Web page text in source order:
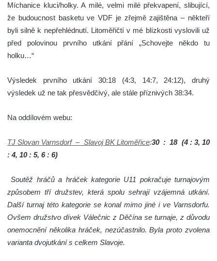
Míchanice kluci/holky. A milé, velmi milé překvapení, slibující,
že budoucnost basketu ve VDF je zřejmě zajištěna – někteří
byli silně k nepřehlédnutí. Litoměřičtí v mé blízkosti vyslovili už
před polovinou prvního utkání přání „Schovejte někdo tu
holku…“
Výsledek prvního utkání 30:18 (4:3, 14:7, 24:12), druhý
výsledek už ne tak přesvědčivý, ale stále příznivých 38:34.
Na oddílovém webu:
TJ Slovan Varnsdorf – Slavoj BK Litoměřice:30 : 18 (4 : 3, 10
: 4, 10 : 5, 6 : 6)
Soutěž hráčů a hráček kategorie U11 pokračuje turnajovým
způsobem tří družstev, která spolu sehrají vzájemná utkání.
Další turnaj této kategorie se konal mimo jiné i ve Varnsdorfu.
Ovšem družstvo dívek Válečnic z Děčína se turnaje, z důvodu
onemocnění několika hráček, nezúčastnilo. Byla proto zvolena
varianta dvojutkání s celkem Slavoje.